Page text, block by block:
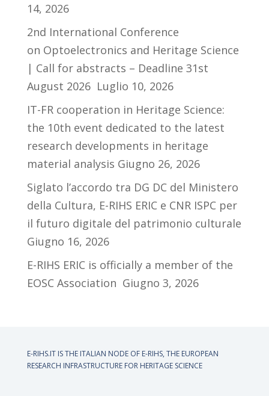
14, 2026
2nd International Conference
on Optoelectronics and Heritage Science
| Call for abstracts – Deadline 31st
August 2026 Luglio 10, 2026
IT-FR cooperation in Heritage Science:
the 10th event dedicated to the latest
research developments in heritage
material analysis Giugno 26, 2026
Siglato l’accordo tra DG DC del Ministero
della Cultura, E-RIHS ERIC e CNR ISPC per
il futuro digitale del patrimonio culturale
Giugno 16, 2026
E-RIHS ERIC is officially a member of the
EOSC Association Giugno 3, 2026
E-RIHS.IT IS THE ITALIAN NODE OF E-RIHS, THE EUROPEAN
RESEARCH INFRASTRUCTURE FOR HERITAGE SCIENCE